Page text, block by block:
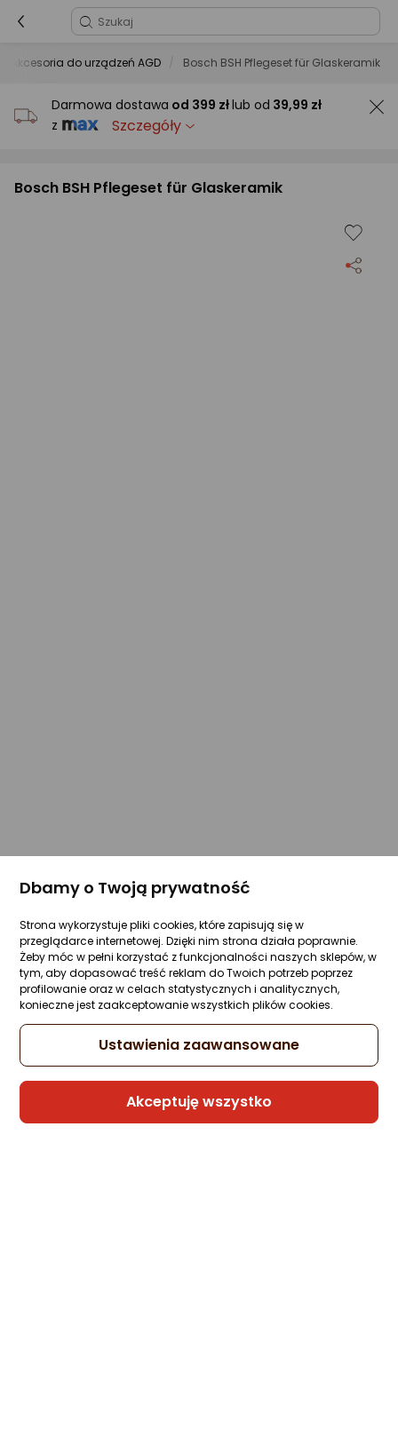
Akcesoria do urządzeń AGD Bosch BSH Pflegeset für Glaskeramik
Darmowa dostawa od 399 złlub od 39,99 zł
z
Szczegóły
Bosch BSH Pflegeset für Glaskeramik
Dbamy o Twoją prywatność
Strona wykorzystuje pliki cookies, które zapisują się w
przeglądarce internetowej. Dzięki nim strona działa poprawnie.
Żeby móc w pełni korzystać z funkcjonalności naszych sklepów, w
tym, aby dopasować treść reklam do Twoich potrzeb poprzez
profilowanie oraz w celach statystycznych i analitycznych,
konieczne jest zaakceptowanie wszystkich plików cookies.
Ustawienia zaawansowane
Akceptuję wszystko